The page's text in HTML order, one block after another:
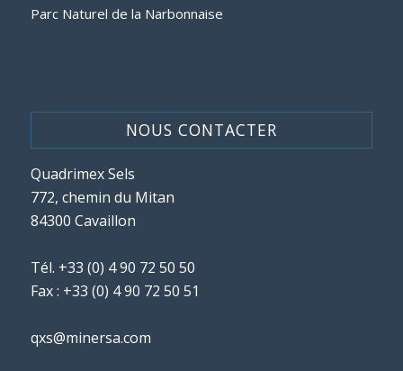
Parc Naturel de la Narbonnaise
NOUS CONTACTER
Quadrimex Sels
772, chemin du Mitan
84300 Cavaillon
Tél. +33 (0) 4 90 72 50 50
Fax : +33 (0) 4 90 72 50 51
qxs@minersa.com